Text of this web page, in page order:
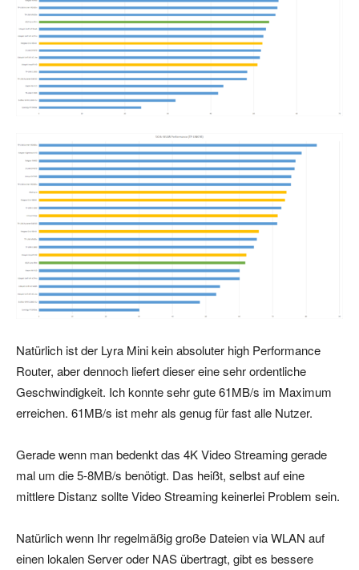
Natürlich ist der Lyra Mini kein absoluter high Performance
Router, aber dennoch liefert dieser eine sehr ordentliche
Geschwindigkeit. Ich konnte sehr gute 61MB/s im Maximum
erreichen. 61MB/s ist mehr als genug für fast alle Nutzer.
Gerade wenn man bedenkt das 4K Video Streaming gerade
mal um die 5-8MB/s benötigt. Das heißt, selbst auf eine
mittlere Distanz sollte Video Streaming keinerlei Problem sein.
Natürlich wenn Ihr regelmäßig große Dateien via WLAN auf
einen lokalen Server oder NAS übertragt, gibt es bessere